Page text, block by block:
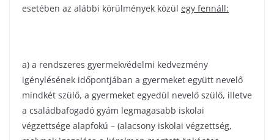
esetében az alábbi körülmények közül egy fennáll:
a) a rendszeres gyermekvédelmi kedvezmény
igénylésének időpontjában a gyermeket együtt nevelő
mindkét szülő, a gyermeket egyedül nevelő szülő, illetve
a családbafogadó gyám legmagasabb iskolai
végzettsége alapfokú – (alacsony iskolai végzettség,